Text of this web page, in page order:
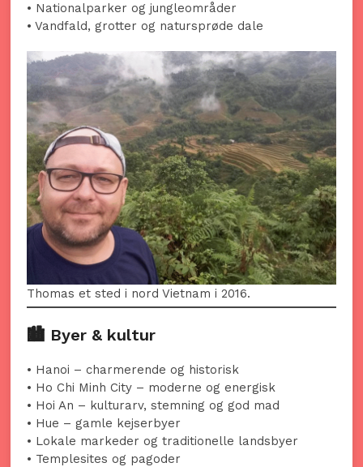
• Nationalparker og jungleområder
• Vandfald, grotter og natursprøde dale
Thomas et sted i nord Vietnam i 2016.
🏙️ Byer & kultur
• Hanoi – charmerende og historisk
• Ho Chi Minh City – moderne og energisk
• Hoi An – kulturarv, stemning og god mad
• Hue – gamle kejserbyer
• Lokale markeder og traditionelle landsbyer
• Templesites og pagoder